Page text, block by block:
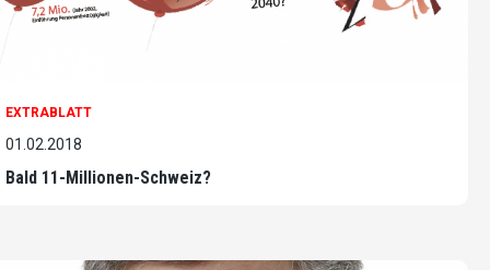
EXTRABLATT
01.02.2018
Bald 11-Millionen-Schweiz?